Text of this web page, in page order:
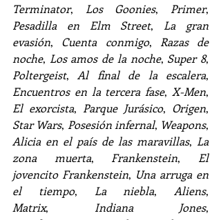
Terminator, Los Goonies, Primer
Pesadilla en Elm Street, La gran
evasión, Cuenta conmigo, Razas de
noche, Los amos de la noche, Super 8
Poltergeist, Al final de la escalera
Encuentros en la tercera fase, X-Men
El exorcista, Parque Jurásico, Origen
Star Wars, Posesión infernal, Weapons
Alicia en el país de las maravillas, La
zona muerta, Frankenstein, El
jovencito Frankenstein, Una arruga en
el tiempo, La niebla, Aliens
Matrix, Indiana Jones,